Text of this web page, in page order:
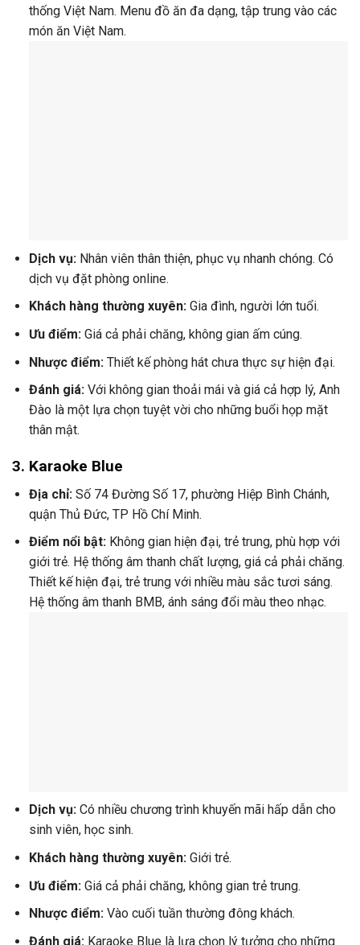
thống Việt Nam. Menu đồ ăn đa dạng, tập trung vào các
món ăn Việt Nam.
Dịch vụ:Nhân viên thân thiện, phục vụ nhanh chóng. Có
dịch vụ đặt phòng online.
Khách hàng thường xuyên:Gia đình, người lớn tuổi.
Ưu điểm:Giá cả phải chăng, không gian ấm cúng.
Nhược điểm:Thiết kế phòng hát chưa thực sự hiện đại.
Đánh giá:Với không gian thoải mái và giá cả hợp lý, Anh
Đào là một lựa chọn tuyệt vời cho những buổi họp mặt
thân mật.
3. Karaoke Blue
Địa chỉ:Số 74 Đường Số 17, phường Hiệp Bình Chánh,
quận Thủ Đức, TP Hồ Chí Minh.
Điểm nổi bật:Không gian hiện đại, trẻ trung, phù hợp với
giới trẻ. Hệ thống âm thanh chất lượng, giá cả phải chăng.
Thiết kế hiện đại, trẻ trung với nhiều màu sắc tươi sáng.
Hệ thống âm thanh BMB, ánh sáng đổi màu theo nhạc.
Dịch vụ:Có nhiều chương trình khuyến mãi hấp dẫn cho
sinh viên, học sinh.
Khách hàng thường xuyên:Giới trẻ.
Ưu điểm:Giá cả phải chăng, không gian trẻ trung.
Nhược điểm:Vào cuối tuần thường đông khách.
Đánh giá:Karaoke Blue là lựa chọn lý tưởng cho những